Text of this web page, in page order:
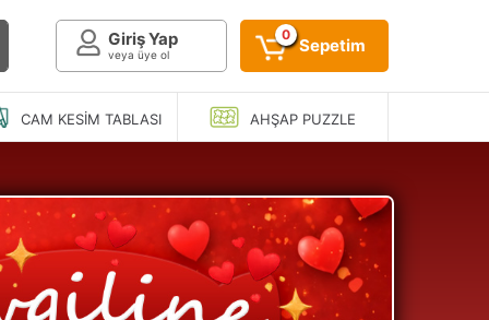
Giriş Yap
veya üye ol
0
Sepetim
CAM KESIM TABLASI AHŞAPPUZZLE